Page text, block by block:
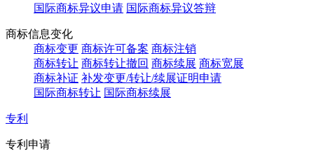
国际商标异议申请 国际商标异议答辩
商标信息变化
商标变更 商标许可备案 商标注销
商标转让 商标转让撤回 商标续展 商标宽展
商标补证 补发变更/转让/续展证明申请
国际商标转让 国际商标续展
专利
专利申请